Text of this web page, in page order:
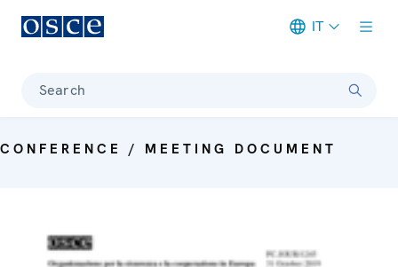
IT
Search
CONFERENCE / MEETING DOCUMENT